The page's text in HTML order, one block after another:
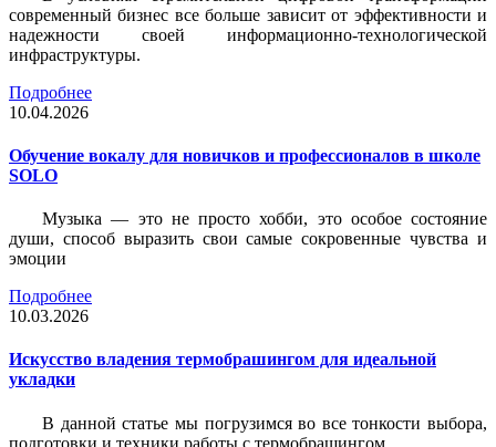
современный бизнес все больше зависит от эффективности и
надежности своей информационно-технологической
инфраструктуры.
Подробнее
10.04.2026
Обучение вокалу для новичков и профессионалов в школе
SOLO
Музыка — это не просто хобби, это особое состояние
души, способ выразить свои самые сокровенные чувства и
эмоции
Подробнее
10.03.2026
Искусство владения термобрашингом для идеальной
укладки
В данной статье мы погрузимся во все тонкости выбора,
подготовки и техники работы с термобрашингом